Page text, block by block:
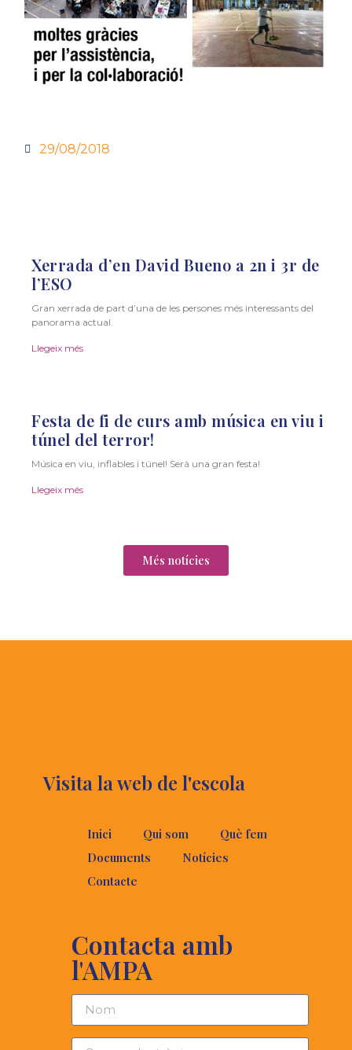
29/08/2018
Xerrada d’en David Bueno a 2n i 3r de
l’ESO
Gran xerrada de part d’una de les persones més interessants del
panorama actual.
Llegeix més
Festa de fi de curs amb música en viu i
túnel del terror!
Música en viu, inflables i túnel! Serà una gran festa!
Llegeix més
Més notícies
Visita la web de l'escola
Inici Qui som
Què fem
Documents
Notícies
Contacte
Contacta amb
l'AMPA